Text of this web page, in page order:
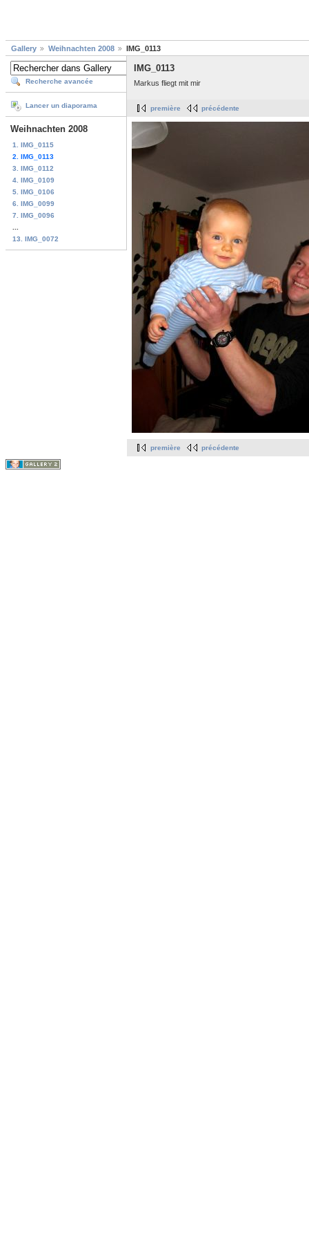
Gallery Weihnachten 2008 IMG_0113
Recherche avancée
Lancer un diaporama
Weihnachten 2008
1. IMG_0115
2. IMG_0113
3. IMG_0112
4. IMG_0109
5. IMG_0106
6. IMG_0099
7. IMG_0096
13. IMG_0072
IMG_0113
Markus fliegt mit mir
première précédente
première précédente